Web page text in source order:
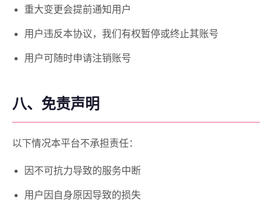
重大变更会提前通知用户
用户违反本协议，我们有权暂停或终止其账号
用户可随时申请注销账号
八、免责声明
以下情况本平台不承担责任：
因不可抗力导致的服务中断
用户因自身原因导致的损失